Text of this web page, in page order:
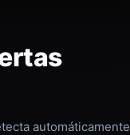
automáticamente